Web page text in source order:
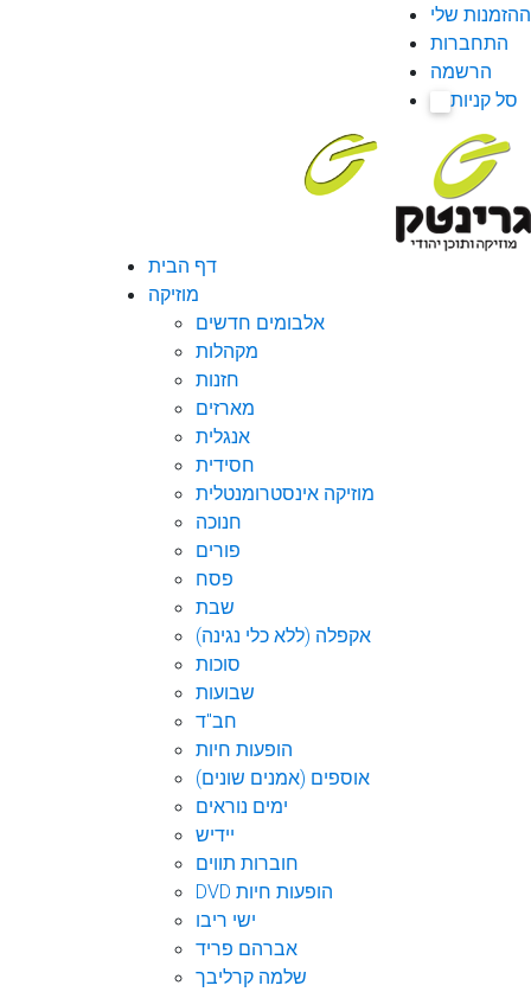
ההזמנות שלי
התחברות
הרשמה
סל קניות
דף הבית
מוזיקה
אלבומים חדשים
מקהלות
חזנות
מארזים
אנגלית
חסידית
מוזיקה אינסטרומנטלית
חנוכה
פורים
פסח
שבת
אקפלה (ללא כלי נגינה)
סוכות
שבועות
חב"ד
הופעות חיות
אוספים (אמנים שונים)
ימים נוראים
יידיש
חוברות תווים
DVD הופעות חיות
ישי ריבו
אברהם פריד
שלמה קרליבך